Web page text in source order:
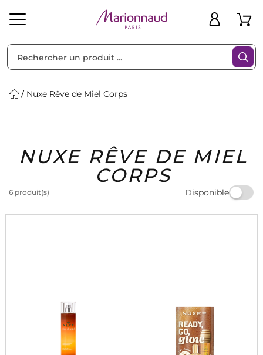
Solaire Homme Marques Idées
Cadeaux
Bons
Plans
Nuxe Rêve de Miel Corps
NUXE RÊVE DE MIEL
CORPS
6 produit(s) Disponible
Filtres